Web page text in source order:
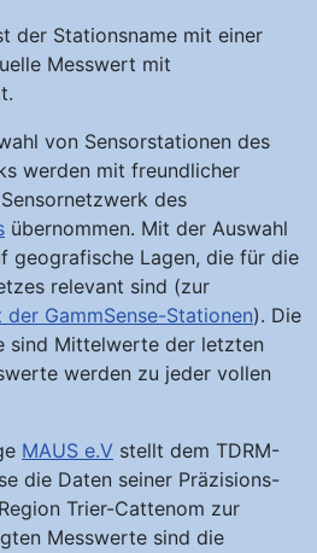
der Stationsname mit einer
Messwert mit
von Sensorstationen des
werden mit freundlicher
des
übernommen. Mit der Auswahl
geografische Lagen, die für die
relevant sind (zur
GammSense-Stationen). Die
sind Mittelwerte der letzten
werden zu jeder vollen
MAUS e.V stellt dem TDRM-
die Daten seiner Präzisions-
Trier-Cattenom zur
Messwerte sind die